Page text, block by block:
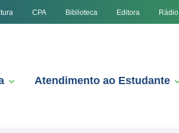
CPA Biblioteca Editora Rádio
Atendimento ao Estudante